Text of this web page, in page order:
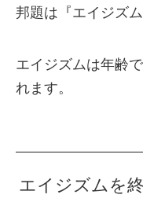
邦題は『エイジズ
エイジズムは年齢
れます。
エイジズムを